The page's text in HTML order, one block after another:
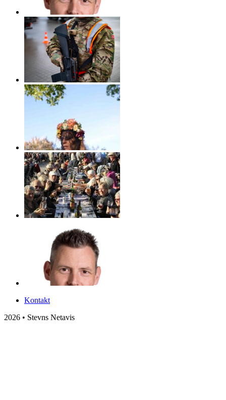
Kontakt
2026 • Stevns Netavis